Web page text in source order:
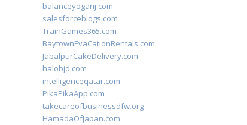
balanceyoganj.com
salesforceblogs.com
TrainGames365.com
BaytownEvaCationRentals.com
JabalpurCakeDelivery.com
halobjd.com
intelligenceqatar.com
PikaPikaApp.com
takecareofbusinessdfw.org
HamadaOfJapan.com